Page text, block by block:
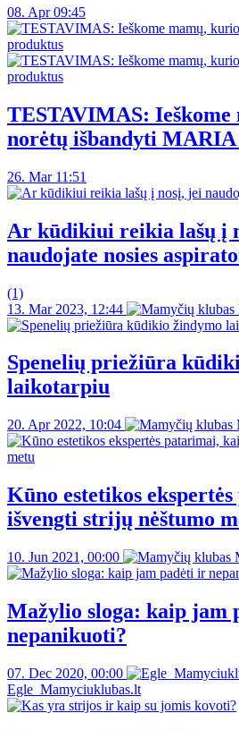
08. Apr 09:45
TESTAVIMAS: Ieškome
norėtų išbandyti
26. Mar 11:51
Ar kūdikiui reikia lašų į
naudojate nosies
(1)
13. Mar 2023, 12:44
Spenelių priežiūra
laikotarpiu
20. Apr 2022, 10:04
Kūno estetikos
išvengti strijų nėštumo
10. Jun 2021, 00:00
Mažylio sloga: kaip jam
nepanikuoti?
07. Dec 2020, 00:00
Egle_Mamyciuklubas.lt